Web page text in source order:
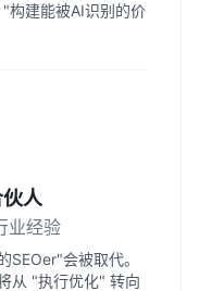
构建能被AI识别的价
人
业经验
SEOer"会被取代。
从 "执行优化" 转向